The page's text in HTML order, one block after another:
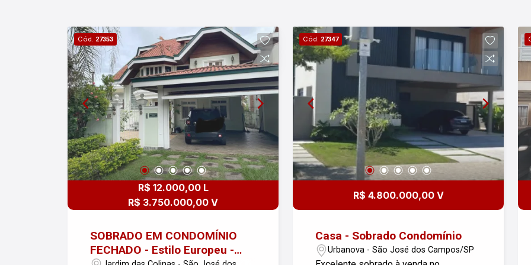
Cód. 27353
R$ 12.000,00 L
R$ 3.750.000,00 V
SOBRADO EM CONDOMÍNIO
FECHADO - Estilo Europeu -
Cód. 27347
R$ 4.800.000,00 V
Casa - Sobrado Condomínio
Urbanova - São José dos Campos/SP